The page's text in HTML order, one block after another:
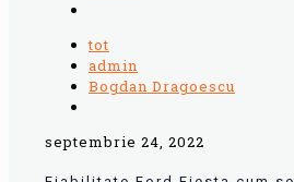
tot
admin
Bogdan Dragoescu
septembrie 24, 2022